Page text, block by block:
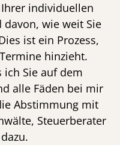
individuellen
wie weit Sie
ist ein Prozess,
hinzieht.
ich Sie auf dem
alle Fäden bei mir
Abstimmung mit
Steuerberater